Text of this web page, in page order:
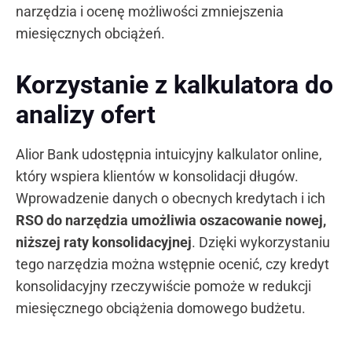
narzędzia i ocenę możliwości zmniejszenia
miesięcznych obciążeń.
Korzystanie z kalkulatora do
analizy ofert
Alior Bank udostępnia intuicyjny kalkulator online,
który wspiera klientów w konsolidacji długów.
Wprowadzenie danych o obecnych kredytach i ich
RSO do narzędzia umożliwia oszacowanie nowej,
niższej raty konsolidacyjnej. Dzięki wykorzystaniu
tego narzędzia można wstępnie ocenić, czy kredyt
konsolidacyjny rzeczywiście pomoże w redukcji
miesięcznego obciążenia domowego budżetu.